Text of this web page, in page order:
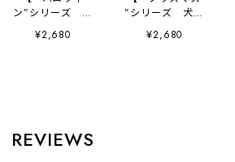
ン”シリーズ 犬
種選べる キャンバ
ス トートバッグ
¥2,680
”シリーズ 犬種
選べる キャンバス
トートバッグ 】
¥2,680
REVIEWS